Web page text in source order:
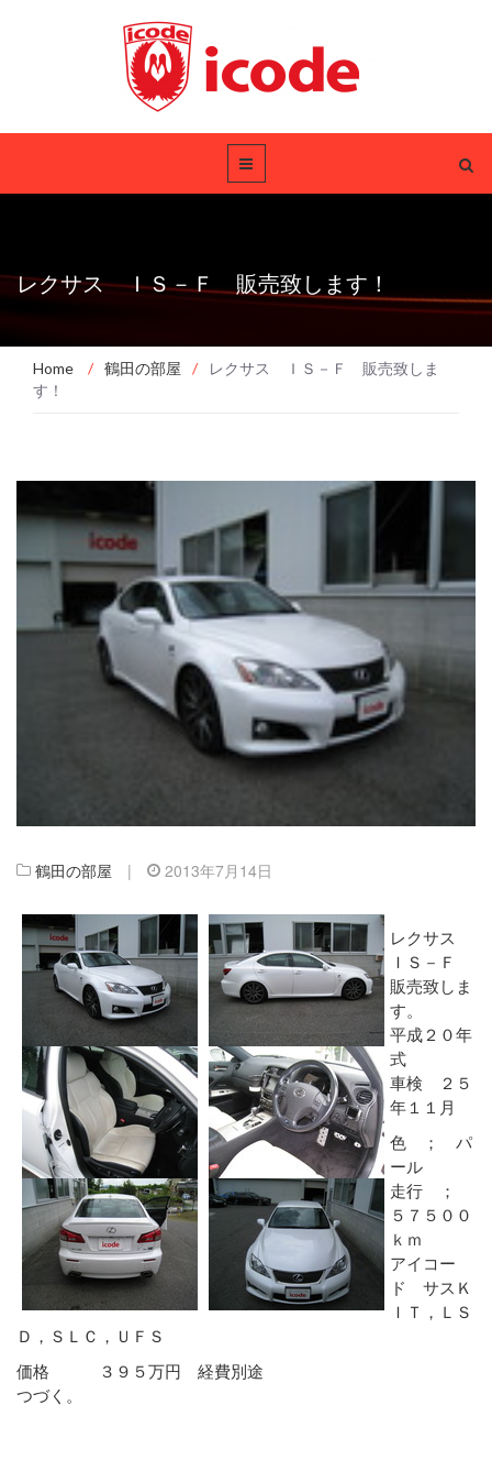
レクサス ＩＳ－Ｆ 販売致します！
Home / 鶴田の部屋 /
レクサス ＩＳ－Ｆ 販売致しま
す！
鶴田の部屋 | 2013年7月14日
レクサス
ＩＳ－Ｆ
販売致しま
す。
平成２０年
式
車検 ２５
年１１月
色 ； パ
ール
走行 ；
５７５００
ｋｍ
アイコー
ド サスＫ
ＩＴ，ＬＳ
Ｄ，ＳＬＣ，ＵＦＳ
価格 ３９５万円 経費別途
つづく。